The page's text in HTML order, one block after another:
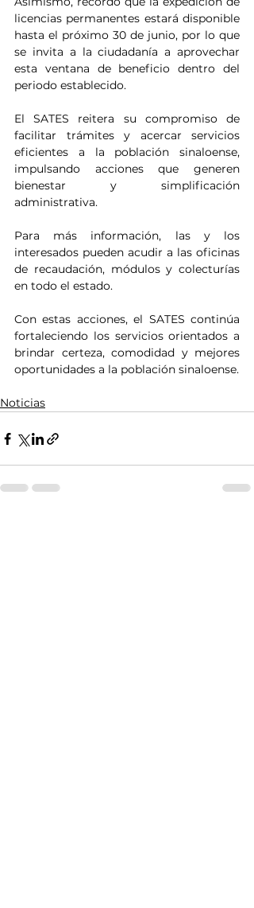
licencias permanentes estará disponible
hasta el próximo 30 de junio, por lo que
se invita a la ciudadanía a aprovechar
esta ventana de beneficio dentro del
periodo establecido.
El SATES reitera su compromiso de
facilitar trámites y acercar servicios
eficientes a la población sinaloense,
impulsando acciones que generen
bienestar y simplificación
administrativa.
Para más información, las y los
interesados pueden acudir a las oficinas
de recaudación, módulos y colecturías
en todo el estado.
Con estas acciones, el SATES continúa
fortaleciendo los servicios orientados a
brindar certeza, comodidad y mejores
oportunidades a la población sinaloense.
Noticias